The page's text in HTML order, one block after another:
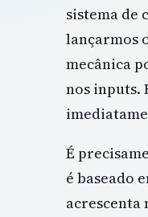
sistema de
lançarmos
mecânica
nos inputs.
É
é baseado
acrescenta